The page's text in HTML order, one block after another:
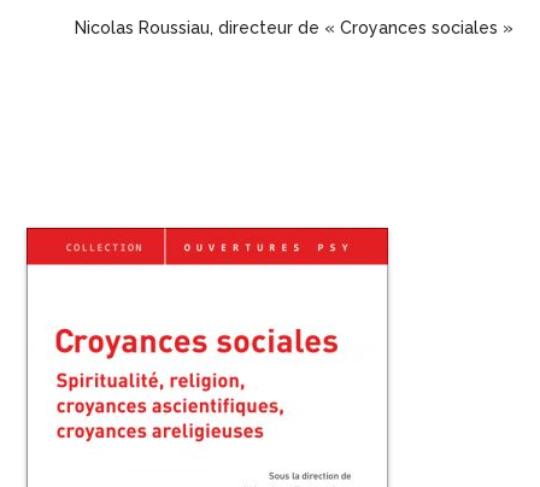
Nicolas Roussiau, directeur de « Croyances sociales »